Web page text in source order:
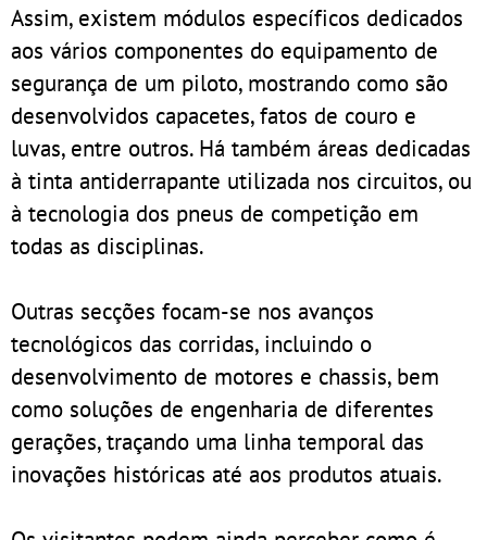
Assim, existem módulos específicos dedicados
aos vários componentes do equipamento de
segurança de um piloto, mostrando como são
desenvolvidos capacetes, fatos de couro e
luvas, entre outros. Há também áreas dedicadas
à tinta antiderrapante utilizada nos circuitos, ou
à tecnologia dos pneus de competição em
todas as disciplinas.
Outras secções focam-se nos avanços
tecnológicos das corridas, incluindo o
desenvolvimento de motores e chassis, bem
como soluções de engenharia de diferentes
gerações, traçando uma linha temporal das
inovações históricas até aos produtos atuais.